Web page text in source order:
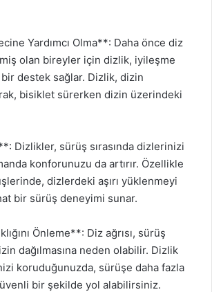
Yardımcı Olma**: Daha önce diz
olan bireyler için dizlik, iyileşme
destek sağlar. Dizlik, dizin
bisiklet sürerken dizin üzerindeki
Dizlikler, sürüş sırasında dizlerinizi
konforunuzu da artırır. Özellikle
dizlerdeki aşırı yüklenmeyi
bir sürüş deneyimi sunar.
Önleme**: Diz ağrısı, sürüş
dağılmasına neden olabilir. Dizlik
koruduğunuzda, sürüşe daha fazla
bir şekilde yol alabilirsiniz.